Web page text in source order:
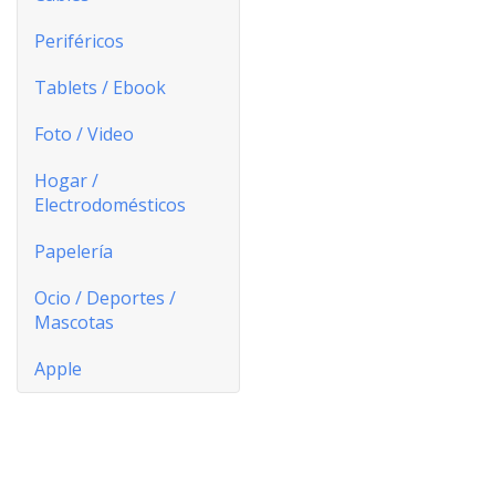
Periféricos
Tablets / Ebook
Foto / Video
Hogar /
Electrodomésticos
Papelería
Ocio / Deportes /
Mascotas
Apple